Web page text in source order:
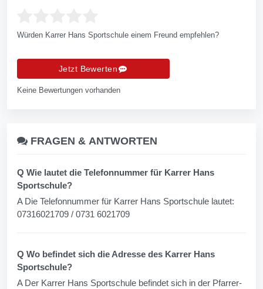
Würden Karrer Hans Sportschule einem Freund empfehlen?
Jetzt Bewerten
Keine Bewertungen vorhanden
FRAGEN & ANTWORTEN
Q Wie lautet die Telefonnummer für Karrer Hans
Sportschule?
A Die Telefonnummer für Karrer Hans Sportschule lautet:
07316021709 / 0731 6021709
Q Wo befindet sich die Adresse des Karrer Hans
Sportschule?
A Der Karrer Hans Sportschule befindet sich in der Pfarrer-